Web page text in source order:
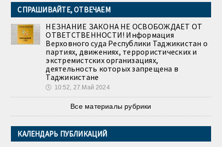
СПРАШИВАЙТЕ, ОТВЕЧАЕМ
НЕЗНАНИЕ ЗАКОНА НЕ ОСВОБОЖДАЕТ ОТ
ОТВЕТСТВЕННОСТИ! Информация
Верховного суда Республики Таджикистан о
партиях, движениях, террористических и
экстремистских организациях,
деятельность которых запрещена в
Таджикистане
🕔 10:52, 27.Май 2024
Все материалы рубрики
КАЛЕНДАРЬ ПУБЛИКАЦИЙ